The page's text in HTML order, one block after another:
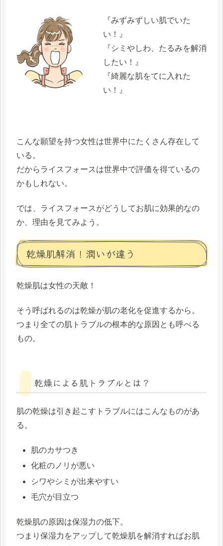
『みずみずしい肌でいた
い！
』
『シミやしわ、たるみを解消
したい！
』
『綺麗な肌をてに入れた
い！
』
こんな願望を持つ女性は世界中にたくさん存在して
いる。
だからライスフォースは世界中で評価を得ているの
かもしれない。
では、ライスフォースがどうしてお肌に効果的なの
か、理由を見てみよう。
乾燥肌解消！潤いが違う
乾燥肌は女性の天敵！
そう呼ばれるのは乾燥が肌の老化を促進するから。
つまり全ての肌トラブルの根本的な原因とも呼べる
もの。
乾燥による肌トラブルとは？
肌の乾燥は引き起こすトラブルにはこんなものがあ
る。
肌のカサつき
化粧のノリが悪い
シワやシミが出来やすい
毛穴が目立つ
乾燥肌の原因は保湿力の低下。
つまり 保湿力をアップして乾燥肌を解消すればお肌